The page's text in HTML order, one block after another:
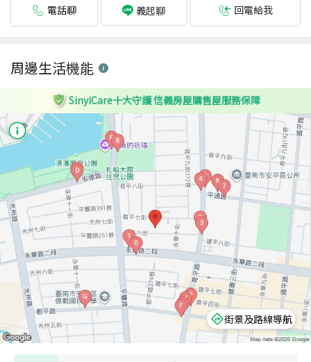
電話聊 義起聊 回電給我
周邊生活機能
SinyiCare十大守護 信義房屋購售屋服務保障
街景及路線導航